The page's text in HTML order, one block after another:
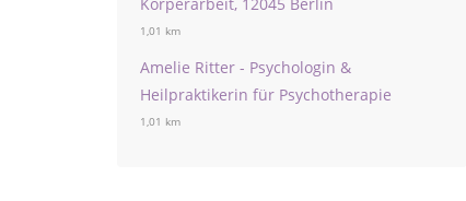
1,01 km
Amelie Ritter - Psychologin &
Heilpraktikerin für Psychotherapie
1,01 km